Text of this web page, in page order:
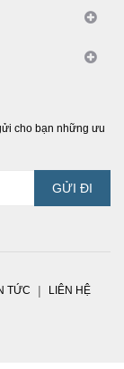
cho bạn những ưu
TỨC LIÊN HỆ